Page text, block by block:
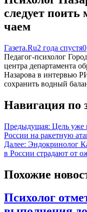
следует
чаем
Газета.Ru2 года спустя0
Педагог-психолог
центра департамента
Назарова в интервью
сохранить водный
Навигация по
Предыдущая: Цель уже
России на ракетную
Далее: Эндокринолог
в России страдают от
Похожие
Психолог